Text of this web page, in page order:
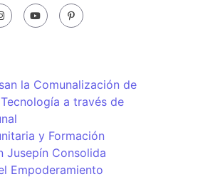
la Comunalización de
a través de
y Formación
Jusepín Consolida
Empoderamiento